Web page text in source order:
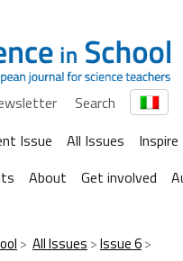
Search
Issue All Issues Inspire
About Get involved
All Issues Issue 6